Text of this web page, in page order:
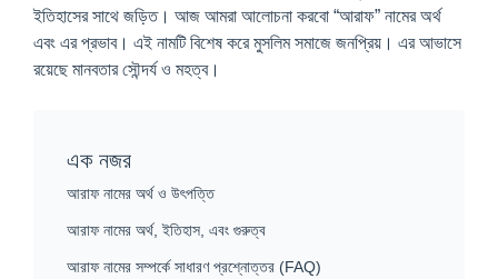
ইতিহাসের সাথে জড়িত। আজ আমরা আলোচনা করবো “আরাফ” নামের অর্থ
এবং এর প্রভাব। এই নামটি বিশেষ করে মুসলিম সমাজে জনপ্রিয়। এর আভাসে
রয়েছে মানবতার সৌন্দর্য ও মহত্ব।
এক নজর
আরাফ নামের অর্থ ও উৎপত্তি
আরাফ নামের অর্থ, ইতিহাস, এবং গুরুত্ব
আরাফ নামের সম্পর্কে সাধারণ প্রশ্নোত্তর (FAQ)